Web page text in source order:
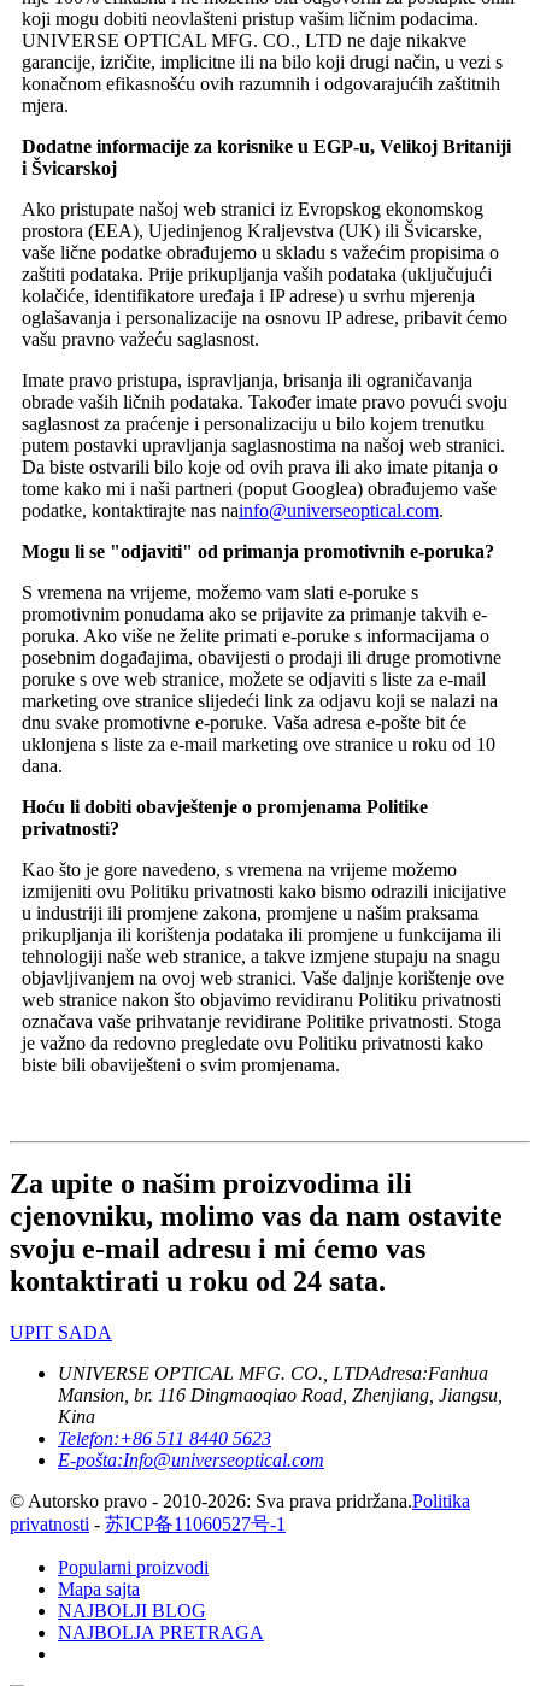
koji mogu dobiti neovlašteni pristup vašim ličnim podacima.
UNIVERSE OPTICAL MFG. CO., LTD ne daje nikakve
garancije, izričite, implicitne ili na bilo koji drugi način, u vezi s
konačnom efikasnošću ovih razumnih i odgovarajućih zaštitnih
mjera.
Dodatne informacije za korisnike u EGP-u, Velikoj Britaniji
i Švicarskoj
Ako pristupate našoj web stranici iz Evropskog ekonomskog
prostora (EEA), Ujedinjenog Kraljevstva (UK) ili Švicarske,
vaše lične podatke obrađujemo u skladu s važećim propisima o
zaštiti podataka. Prije prikupljanja vaših podataka (uključujući
kolačiće, identifikatore uređaja i IP adrese) u svrhu mjerenja
oglašavanja i personalizacije na osnovu IP adrese, pribavit ćemo
vašu pravno važeću saglasnost.
Imate pravo pristupa, ispravljanja, brisanja ili ograničavanja
obrade vaših ličnih podataka. Također imate pravo povući svoju
saglasnost za praćenje i personalizaciju u bilo kojem trenutku
putem postavki upravljanja saglasnostima na našoj web stranici.
Da biste ostvarili bilo koje od ovih prava ili ako imate pitanja o
tome kako mi i naši partneri (poput Googlea) obrađujemo vaše
podatke, kontaktirajte nas nainfo@universeoptical.com.
Mogu li se "odjaviti" od primanja promotivnih e-poruka?
S vremena na vrijeme, možemo vam slati e-poruke s
promotivnim ponudama ako se prijavite za primanje takvih e-
poruka. Ako više ne želite primati e-poruke s informacijama o
posebnim događajima, obavijesti o prodaji ili druge promotivne
poruke s ove web stranice, možete se odjaviti s liste za e-mail
marketing ove stranice slijedeći link za odjavu koji se nalazi na
dnu svake promotivne e-poruke. Vaša adresa e-pošte bit će
uklonjena s liste za e-mail marketing ove stranice u roku od 10
dana.
Hoću li dobiti obavještenje o promjenama Politike
privatnosti?
Kao što je gore navedeno, s vremena na vrijeme možemo
izmijeniti ovu Politiku privatnosti kako bismo odrazili inicijative
u industriji ili promjene zakona, promjene u našim praksama
prikupljanja ili korištenja podataka ili promjene u funkcijama ili
tehnologiji naše web stranice, a takve izmjene stupaju na snagu
objavljivanjem na ovoj web stranici. Vaše daljnje korištenje ove
web stranice nakon što objavimo revidiranu Politiku privatnosti
označava vaše prihvatanje revidirane Politike privatnosti. Stoga
je važno da redovno pregledate ovu Politiku privatnosti kako
biste bili obaviješteni o svim promjenama.
Za upite o našim proizvodima ili
cjenovniku, molimo vas da nam ostavite
svoju e-mail adresu i mi ćemo vas
kontaktirati u roku od 24 sata.
UPIT SADA
UNIVERSE OPTICAL MFG. CO., LTDAdresa:Fanhua
Mansion, br. 116 Dingmaoqiao Road, Zhenjiang, Jiangsu,
Kina
Telefon:+86 511 8440 5623
E-pošta:Info@universeoptical.com
© Autorsko pravo - 2010-2026: Sva prava pridržana.Politika
privatnosti - 苏ICP备11060527号-1
Popularni proizvodi
Mapa sajta
NAJBOLJI BLOG
NAJBOLJA PRETRAGA